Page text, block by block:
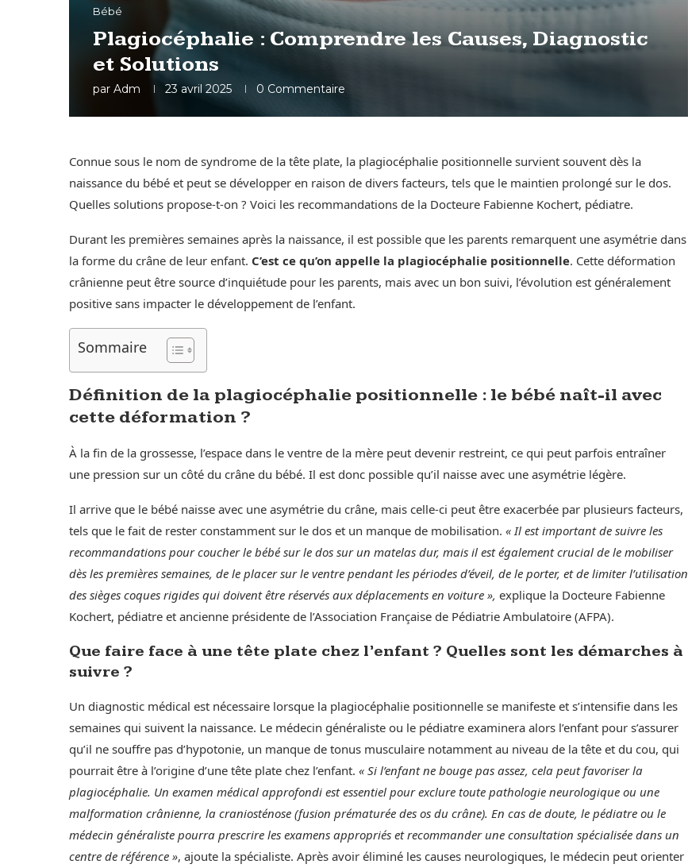
Bébé
Plagiocéphalie : Comprendre les Causes, Diagnostic
et Solutions
par Adm 23 avril 2025 0 Commentaire
Connue sous le nom de syndrome de la tête plate, la plagiocéphalie positionnelle survient souvent dès la
naissance du bébé et peut se développer en raison de divers facteurs, tels que le maintien prolongé sur le dos.
Quelles solutions propose-t-on ? Voici les recommandations de la Docteure Fabienne Kochert, pédiatre.
Durant les premières semaines après la naissance, il est possible que les parents remarquent une asymétrie dans
la forme du crâne de leur enfant. C’est ce qu’on appelle la plagiocéphalie positionnelle. Cette déformation
crânienne peut être source d’inquiétude pour les parents, mais avec un bon suivi, l’évolution est généralement
positive sans impacter le développement de l’enfant.
Sommaire
Définition de la plagiocéphalie positionnelle : le bébé naît-il avec
cette déformation ?
À la fin de la grossesse, l’espace dans le ventre de la mère peut devenir restreint, ce qui peut parfois entraîner
une pression sur un côté du crâne du bébé. Il est donc possible qu’il naisse avec une asymétrie légère.
Il arrive que le bébé naisse avec une asymétrie du crâne, mais celle-ci peut être exacerbée par plusieurs facteurs,
tels que le fait de rester constamment sur le dos et un manque de mobilisation. « Il est important de suivre les
recommandations pour coucher le bébé sur le dos sur un matelas dur, mais il est également crucial de le mobiliser
dès les premières semaines, de le placer sur le ventre pendant les périodes d’éveil, de le porter, et de limiter l’utilisation
des sièges coques rigides qui doivent être réservés aux déplacements en voiture », explique la Docteure Fabienne
Kochert, pédiatre et ancienne présidente de l’Association Française de Pédiatrie Ambulatoire (AFPA).
Que faire face à une tête plate chez l’enfant ? Quelles sont les démarches à
suivre ?
Un diagnostic médical est nécessaire lorsque la plagiocéphalie positionnelle se manifeste et s’intensifie dans les
semaines qui suivent la naissance. Le médecin généraliste ou le pédiatre examinera alors l’enfant pour s’assurer
qu’il ne souffre pas d’hypotonie, un manque de tonus musculaire notamment au niveau de la tête et du cou, qui
pourrait être à l’origine d’une tête plate chez l’enfant. « Si l’enfant ne bouge pas assez, cela peut favoriser la
plagiocéphalie. Un examen médical approfondi est essentiel pour exclure toute pathologie neurologique ou une
malformation crânienne, la craniosténose (fusion prématurée des os du crâne). En cas de doute, le pédiatre ou le
médecin généraliste pourra prescrire les examens appropriés et recommander une consultation spécialisée dans un
centre de référence », ajoute la spécialiste. Après avoir éliminé les causes neurologiques, le médecin peut orienter